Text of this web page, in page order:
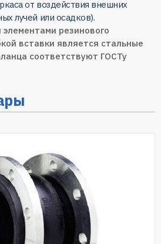
от воздействия внешних
лучей или осадков).
резинового
вставки является стальные
соответствуют ГОСТу